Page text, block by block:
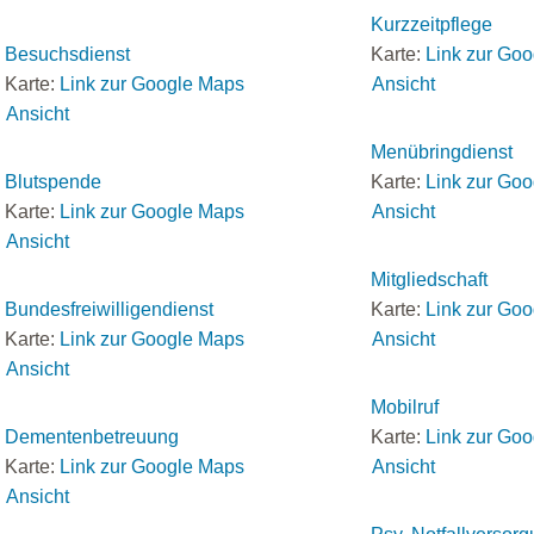
Besuchsdienst
Karte: Link zur Google Maps
Ansicht
Blutspende
Karte: Link zur Google Maps
Ansicht
Bundesfreiwilligendienst
Karte: Link zur Google Maps
Ansicht
Dementenbetreuung
Karte: Link zur Google Maps
Ansicht
Kurzzeitpflege
Karte: Link zur
Ansicht
Menübringdienst
Karte: Link zur
Ansicht
Mitgliedschaft
Karte: Link zur
Ansicht
Mobilruf
Karte: Link zur
Ansicht